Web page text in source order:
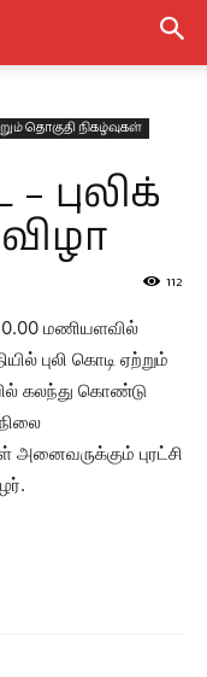
தொகுதி நிகழ்வுகள்
புலிக்
112
மணியளவில்
புலி கொடி ஏற்றும்
கலந்து கொண்டு
அனைவருக்கும் புரட்சி